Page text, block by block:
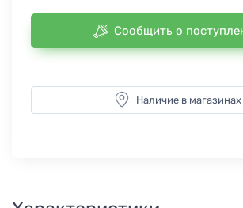
Сообщить о
Наличие в магазинах